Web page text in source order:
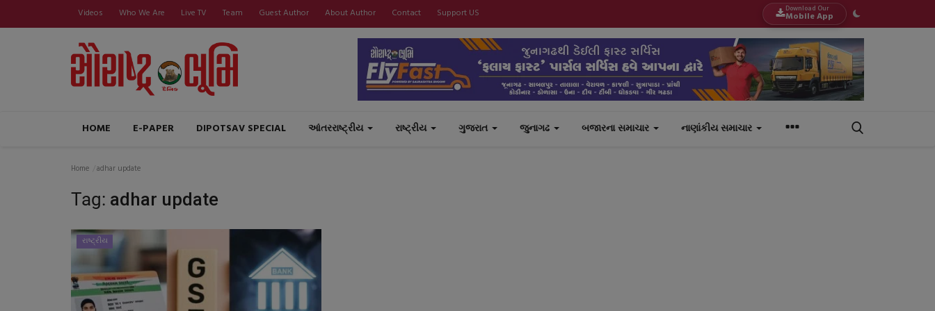
Videos Who We Are Live TV Team Guest Author About Author Contact Support US Download Our
Mobile App
HOME E-PAPER DIPOTSAV SPECIAL આંતરરાષ્ટ્રીય રાષ્ટ્રીય ગુજરાત જુનાગઢ બજારના સમાચાર નાણાંકીય સમાચાર
Home adhar update
Tag: adhar update
રાષ્ટ્રીય